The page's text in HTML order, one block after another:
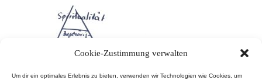
Cookie-Zustimmung verwalten
Um dir ein optimales Erlebnis zu bieten, verwenden wir Technologien wie Cookies, um